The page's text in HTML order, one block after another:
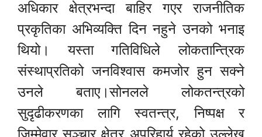
अधिकार क्षेत्रभन्दा बाहिर गएर राजनीतिक
प्रकृतिका अभिव्यक्ति दिन नहुने उनको भनाइ
थियो। यस्ता गतिविधिले लोकतान्त्रिक
संस्थाप्रतिको जनविश्वास कमजोर हुन सक्ने
उनले बताए।सोनलले लोकतन्त्रको
सुदृढीकरणका लागि स्वतन्त्र, निष्पक्ष र